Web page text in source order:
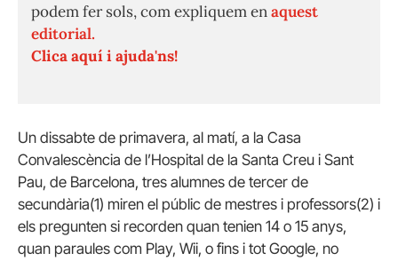
podem fer sols, com expliquem enaquest
editorial.
Clica aquí i ajuda'ns!
Un dissabte de primavera, al matí, a la Casa
Convalescència de l’Hospital de la Santa Creu i Sant
Pau, de Barcelona, tres alumnes de tercer de
secundària(1) miren el públic de mestres i professors(2) i
els pregunten si recorden quan tenien 14 o 15 anys,
quan paraules com Play, Wii, o fins i tot Google, no